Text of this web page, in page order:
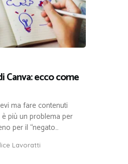
Canva: ecco come
ma fare contenuti
più un problema per
per il “negato…
Lavoratti